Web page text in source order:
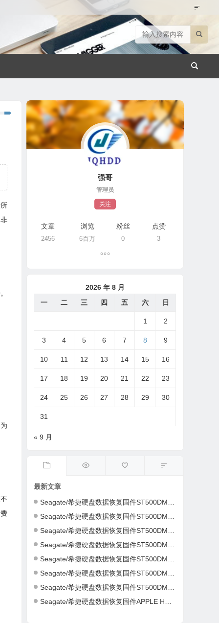
强哥
管理员
关注
文章
2456
浏览
6百万
粉丝
0
点赞
3
2026 年 8 月
一
二 三 四 五 六 日
1 2
3 4 5 6 7 8 9
10 11 12 13 14 15 16
17 18 19 20 21 22 23
24 25 26 27 28 29 30
31
« 9 月
最新文章
Seagate/希捷硬盘数据恢复固件ST500DM002-1ER14C-CC46-S4Y4K583-PC3000全套
Seagate/希捷硬盘数据恢复固件ST500DM002-1ER14C-CC43-Z4Y16NC5-PC3000全套
Seagate/希捷硬盘数据恢复固件ST500DM002-1CH14C-CC49-Z1DA7L6D-PC3000全套
Seagate/希捷硬盘数据恢复固件ST500DM002-1CH14C-CC49-Z1DA7L6D-PC3000全套
Seagate/希捷硬盘数据恢复固件ST500DM002-1CH14C-CC49-S1DHMP2Y-PC3000全套
Seagate/希捷硬盘数据恢复固件ST500DM002-1CH14C-CC47-W1D1W19H-PC3000全套
Seagate/希捷硬盘数据恢复固件ST500DM002-1CH14C-CC46-Z1D9B2G6-PC3000全套
Seagate/希捷硬盘数据恢复固件APPLE HDD ST2000DM001-AQ03-W8E01Z5H-PC3000全套